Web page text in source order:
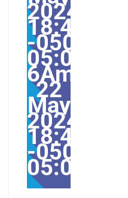
2024
18:49:00
-0500-
05:00-
22
May
2024
18:49:00
-0500-